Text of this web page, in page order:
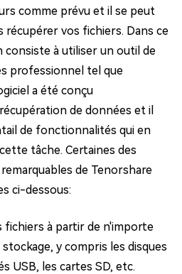
comme prévu et il se peut
récupérer vos fichiers. Dans ce
consiste à utiliser un outil de
professionnel tel que
a été conçu
de données et il
de fonctionnalités qui en
tâche. Certaines des
de Tenorshare
ci-dessous:
fichiers à partir de n'importe
y compris les disques
USB, les cartes SD, etc.